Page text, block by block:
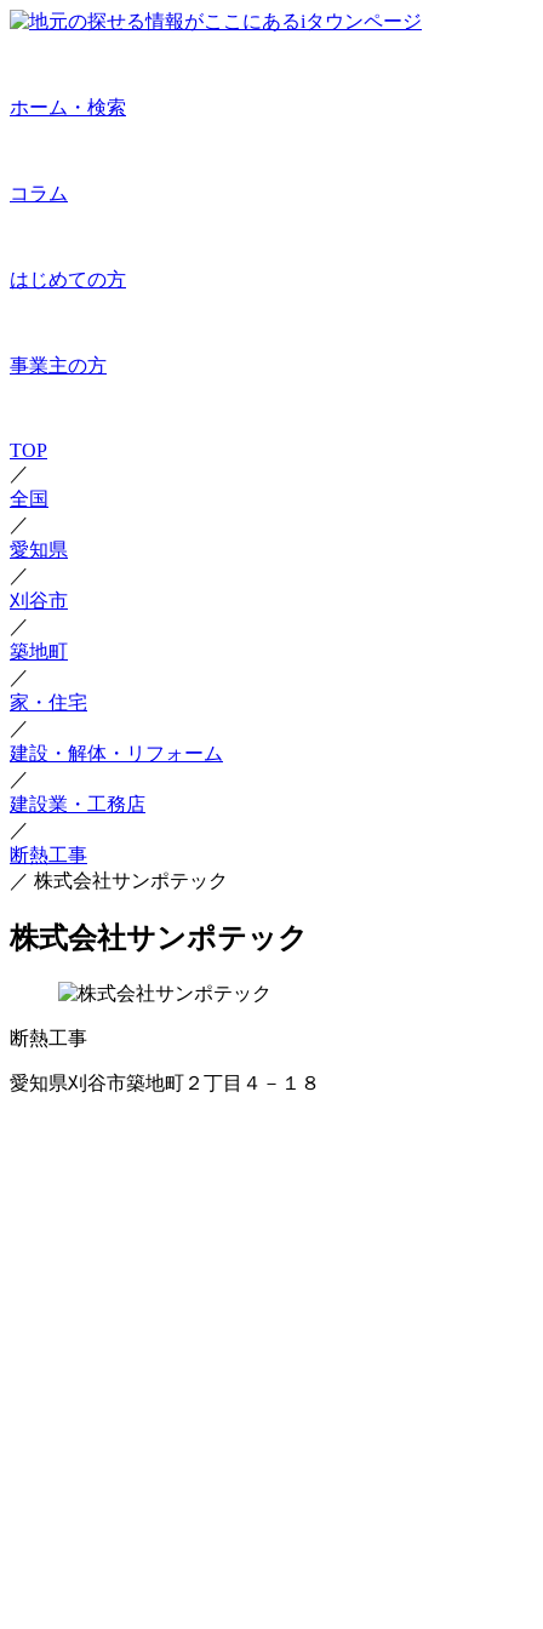
ホーム・検索
コラム
はじめての方
事業主の方
TOP
／
全国
／
愛知県
／
刈谷市
／
築地町
／
家・住宅
／
建設・解体・リフォーム
／
建設業・工務店
／
断熱工事
／ 株式会社サンポテック
株式会社サンポテック
断熱工事
愛知県刈谷市築地町２丁目４－１８